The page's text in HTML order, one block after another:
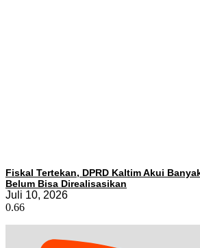
Fiskal Tertekan, DPRD Kaltim Akui
Belum Bisa Direalisasikan
Juli 10, 2026